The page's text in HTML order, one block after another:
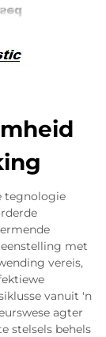
tegnologie
met
vereis,
vanuit 'n
agter
stelsels behels